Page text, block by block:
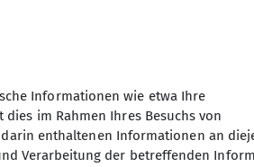
Informationen wie etwa Ihre
im Rahmen Ihres Besuchs von
enthaltenen Informationen an
Verarbeitung der betreffenden